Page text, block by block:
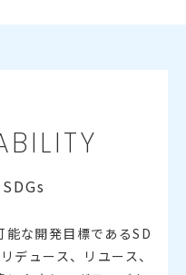
な開発目標であるSD
デュース、リユース、